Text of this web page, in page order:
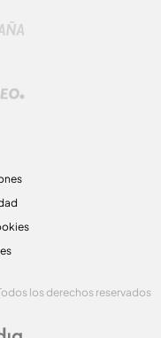
los derechos reservados